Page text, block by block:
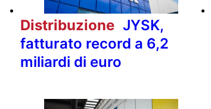
Distribuzione JYSK,
fatturato record a 6,2
miliardi di euro